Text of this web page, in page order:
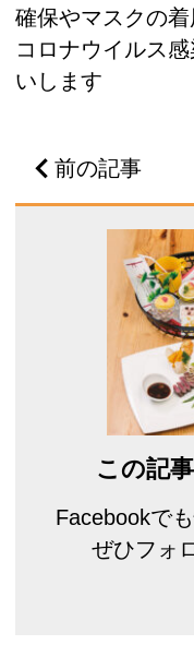
確保やマスクの
コロナウイルス
いします
前の記事
この記
Facebookで
ぜひフォ